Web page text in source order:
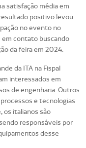
satisfação média em
positivo levou
no evento no
em contato buscando
da feira em 2024.
da ITA na Fispal
interessados em
de engenharia. Outros
e tecnologias
os italianos são
responsáveis por
desse